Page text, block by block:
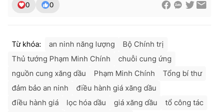
0 0
Từ khóa: an ninh năng lượng
Bộ Chính trị
Thủ tướng Phạm Minh Chính
chuỗi cung ứng
nguồn cung xăng dầu
Phạm Minh Chính
Tổng bí thư
đảm bảo an ninh
điều hành giá xăng dầu
điều hành giá
lọc hóa dầu giá xăng dầu
tổ công tác